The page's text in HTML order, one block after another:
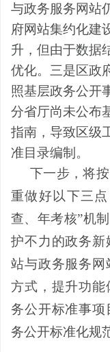
与政务服务网站
府网站集约化建
升，但由于数据
优化。 三是区政
照基层政务公开
分省厅尚未公布
指南，导致区级
准目录编制。
下一步，将
重做好以下三
查、年考核”机
护不力的政务新
站与政务服务
方式，提升功能
务公开标准事项
务公开标准化规